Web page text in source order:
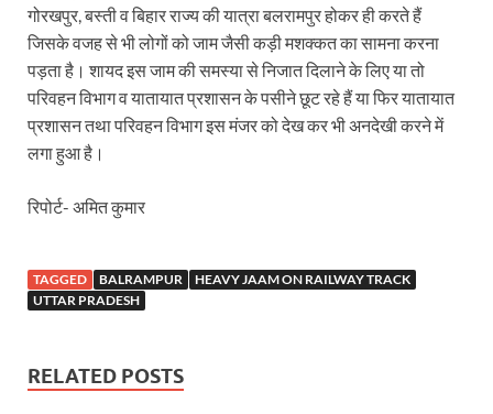
Sundarpura Railway Station: खाटू श्याम जी के भक्तो
Jan-Jan Ki Sarkar Abhiyan: 4 जुलाई से फिर शुरु
आ गई यूपी बीजेपी संगठन की लिस्ट, देखिए कौन-कौन है इस
संयुक्त निदेशक के एस चौहान ने मुख्यमंत्री को भेंट की अपनी
Baster’s New Picture: बस्तर की नई तस्वीर: मैदान में
गोरखपुर, बस्ती व बिहार राज्य की यात्रा बलरामपुर होकर ही करते हैं
जिसके वजह से भी लोगों को जाम जैसी कड़ी मशक्कत का सामना करना
पड़ता है। शायद इस जाम की समस्या से निजात दिलाने के लिए या तो
परिवहन विभाग व यातायात प्रशासन के पसीने छूट रहे हैं या फिर यातायात
प्रशासन तथा परिवहन विभाग इस मंजर को देख कर भी अनदेखी करने में
लगा हुआ है।
रिपोर्ट- अमित कुमार
TAGGED BALRAMPUR
HEAVY JAAM ON RAILWAY TRACK
UTTAR PRADESH
RELATED POSTS